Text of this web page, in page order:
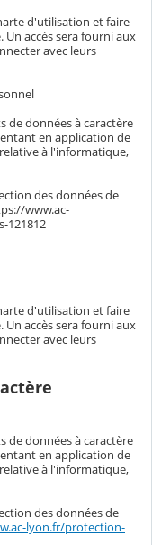
d'utilisation et faire
accès sera fourni aux
avec leurs
de données à caractère
en application de
à l'informatique,
des données de
www.ac-
121812
d'utilisation et faire
accès sera fourni aux
avec leurs
de données à caractère
en application de
à l'informatique,
des données de
lyon.fr/protection-